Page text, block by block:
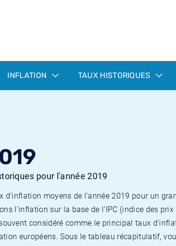
INFLATION TAUX HISTORIQUES
pour l'année 2019
d'inflation moyens de l'année 2019 pour un
l'inflation sur la base de l'IPC (indice des
considéré comme le principal taux
européens. Sous le tableau récapitulatif,